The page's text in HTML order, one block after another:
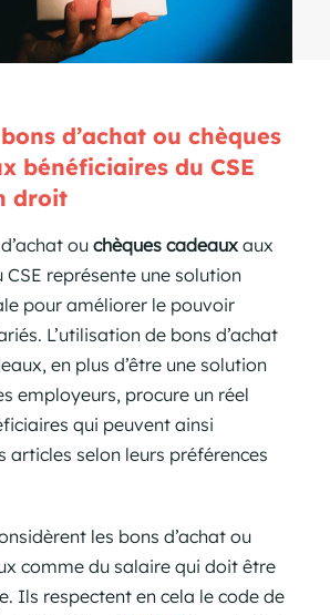
d’achat ou chèques
bénéficiaires du CSE
droit
ouchèques cadeauxaux
représente une solution
pour améliorer le pouvoir
L’utilisation de bons d’achat
en plus d’être une solution
employeurs, procure un réel
qui peuvent ainsi
articles selon leurs préférences
les bons d’achat ou
comme du salaire qui doit être
Ils respectent en cela le code de